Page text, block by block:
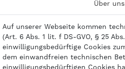
Über uns
Kontakt
Auf unserer Webseite kommen
(Art. 6 Abs. 1 lit. f DS-GVO, § 25
einwilligungsbedürftige Cookies
dem einwandfreien technischen
einwilligungsbedürftigen Cookies